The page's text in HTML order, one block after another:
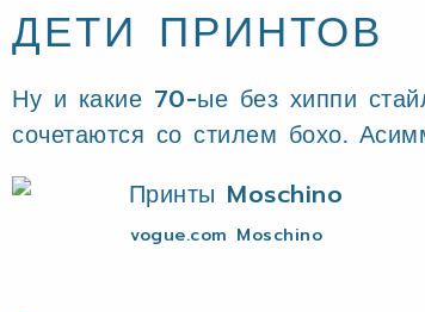
ДЕТИ ПРИНТОВ
Ну и какие 70-ые без хиппи
сочетаются со стилем бохо.
vogue.com Moschino